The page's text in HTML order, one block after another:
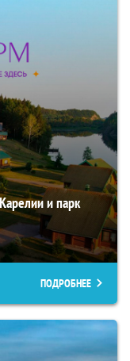
и парк
ПОДРОБНЕЕ